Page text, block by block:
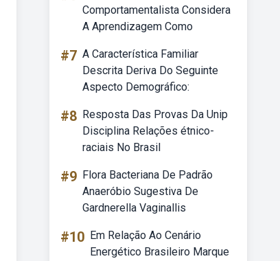
Comportamentalista Considera
A Aprendizagem Como
#7 A Característica Familiar
Descrita Deriva Do Seguinte
Aspecto Demográfico:
#8 Resposta Das Provas Da Unip
Disciplina Relações étnico-
raciais No Brasil
#9 Flora Bacteriana De Padrão
Anaeróbio Sugestiva De
Gardnerella Vaginallis
#10 Em Relação Ao Cenário
Energético Brasileiro Marque